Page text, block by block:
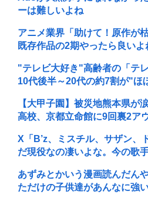
ーは難しいよね
アニメ業界「助けて！原作が
既存作品の2期やったら良いよ
"テレビ大好き"高齢者の「テ
10代後半～20代の約7割が"ほ
【大甲子園】被災地熊本県が
高校、京都立命館に9回裏2ア
X「B’z、ミスチル、サザン、
だ現役なの凄いよな。今の歌
あずみとかいう漫画読んだん
ただけの子供達があんなに強